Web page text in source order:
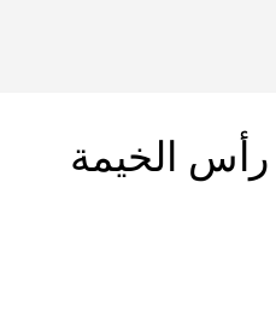
الخيمة